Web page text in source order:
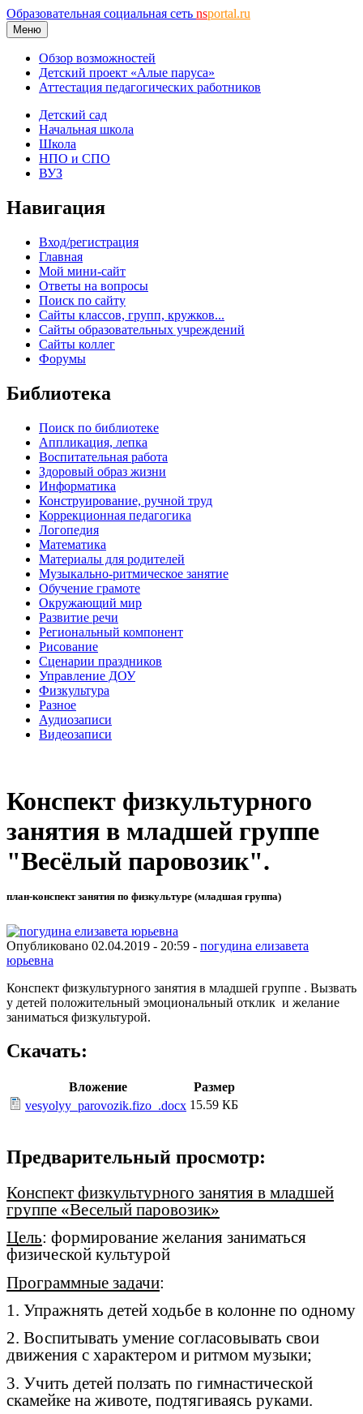
Образовательная социальная сеть nsportal.ru
Меню
Обзор возможностей
Детский проект «Алые паруса»
Аттестация педагогических работников
Детский сад
Начальная школа
Школа
НПО и СПО
ВУЗ
Навигация
Вход/регистрация
Главная
Мой мини-сайт
Ответы на вопросы
Поиск по сайту
Сайты классов, групп, кружков...
Сайты образовательных учреждений
Сайты коллег
Форумы
Библиотека
Поиск по библиотеке
Аппликация, лепка
Воспитательная работа
Здоровый образ жизни
Информатика
Конструирование, ручной труд
Коррекционная педагогика
Логопедия
Математика
Материалы для родителей
Музыкально-ритмическое занятие
Обучение грамоте
Окружающий мир
Развитие речи
Региональный компонент
Рисование
Сценарии праздников
Управление ДОУ
Физкультура
Разное
Аудиозаписи
Видеозаписи
Конспект физкультурного
занятия в младшей группе
"Весёлый паровозик".
план-конспект занятия по физкультуре (младшая группа)
Опубликовано 02.04.2019 - 20:59 - погудина елизавета
юрьевна
Конспект физкультурного занятия в младшей группе . Вызвать
у детей положительный эмоциональный отклик и желание
заниматься физкультурой.
Скачать:
Вложение
Размер
vesyolyy_parovozik.fizo_.docx 15.59 КБ
Предварительный просмотр:
Конспект физкультурного занятия в младшей
группе «Веселый паровозик»
Цель: формирование желания заниматься
физической культурой
Программные задачи:
1. Упражнять детей ходьбе в колонне по одному
2. Воспитывать умение согласовывать свои
движения с характером и ритмом музыки;
3. Учить детей ползать по гимнастической
скамейке на животе, подтягиваясь руками.